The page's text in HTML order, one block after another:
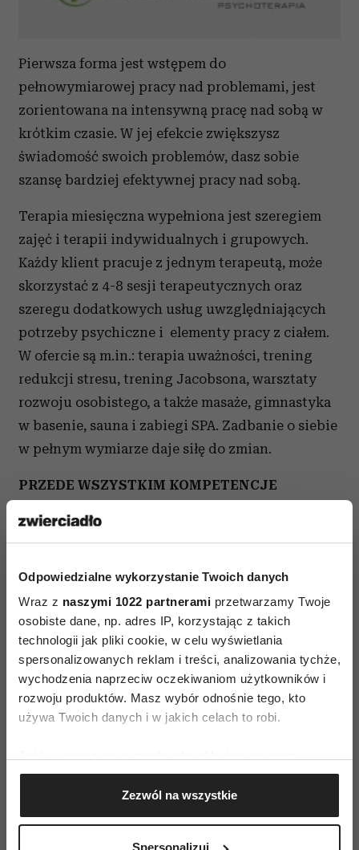
Odpowiedzialne wykorzystanie Twoich danych
Wraz z naszymi 1022 partnerami przetwarzamy Twoje
osobiste dane, np. adres IP, korzystając z takich
technologii jak pliki cookie, w celu wyświetlania
spersonalizowanych reklam i treści, analizowania tychże,
wychodzenia naprzeciw oczekiwaniom użytkowników i
rozwoju produktów. Masz wybór odnośnie tego, kto
używa Twoich danych i w jakich celach to robi.
Gromadzić dane dotyczące Twojej lokalizacji
geograficznej z dokładnością nawet do kilku metrów
Identyfikować Twoje urządzenie, aktywnie
Zezwól na wszystkie
Spersonalizuj
Pierwsza forma jest wstępem do
pełnowymiarowej pracy nad problemami, jest
zorientowana na intensywną pracę nad sobą w
krótkim czasie. W jej efekcie zwiększysz
świadomość swoich problemów, dasz sobie
szansę bardziej efektywnej pracy nad sobą.
Terapia miesięczna wypełniona jest szeregiem
zajęć i terapii indywidualnych i grupowych.
Każdy klient pracuje z jednym terapeutą, może
skorzystać z 4-8 sesji terapeutycznych oraz
szeregu dodatkowych usług uwzględniających
potrzeby psychiczne i elementy pracy z ciałem.
W ofercie są m.in.: terapia uważności, trening
redukcji stresu, trening Jacobsona, warsztaty
rozwoju osobistego, a także masaże, gimnastyka
w basenie, sauna i zabiegi SPA. Zadbanie o siebie
w pełnym wymiarze daje siłę do zmian.
PRZEDE WSZYSTKIM KOMPETENCJE
Kadra Ośrodka powstała wyłącznie
z certyfikowanych i doświadczonych
profesjonalizm, który daje Ci poczucie
bezpieczeństwa i pewność efektywnie
wykorzystanego czasu.
KOMFORT I DYSKRECJA
anonimowość i dyskrecję. Wyróżnikiem jest
także położenie w pobliżu malowniczych plaż
i Rezerwatu Przyrody. Basen, sauna, komfortowe
apartamenty, przestronne sale, stół bilardowy,